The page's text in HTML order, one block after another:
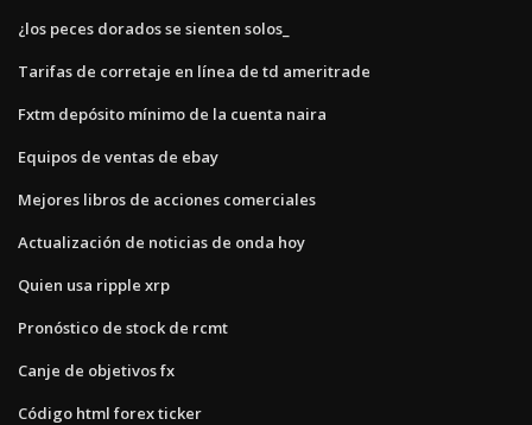
¿los peces dorados se sienten solos_
Tarifas de corretaje en línea de td ameritrade
Fxtm depósito mínimo de la cuenta naira
Equipos de ventas de ebay
Mejores libros de acciones comerciales
Actualización de noticias de onda hoy
Quien usa ripple xrp
Pronóstico de stock de rcmt
Canje de objetivos fx
Código html forex ticker